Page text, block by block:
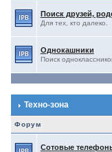
Поиск друзей,
Для тех, кто далеко.
Однокашники
Поиск
Техно-зона
Форум
Сотовые